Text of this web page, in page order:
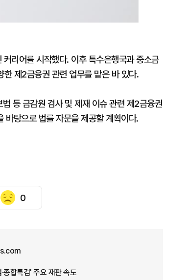
리어를 시작했다. 이후 특수은행국과 중소금
제2금융권 관련 업무를 맡은 바 있다.
등 금감원 검사 및 제재 이슈 관련 제2금융권
바탕으로 법률 자문을 제공할 계획이다.
0
종합특검' 주요 재판 속도